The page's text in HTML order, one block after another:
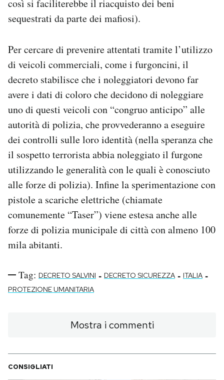
così si faciliterebbe il riacquisto dei beni
sequestrati da parte dei mafiosi).
Per cercare di prevenire attentati tramite l’utilizzo
di veicoli commerciali, come i furgoncini, il
decreto stabilisce che i noleggiatori devono far
avere i dati di coloro che decidono di noleggiare
uno di questi veicoli con “congruo anticipo” alle
autorità di polizia, che provvederanno a eseguire
dei controlli sulle loro identità (nella speranza che
il sospetto terrorista abbia noleggiato il furgone
utilizzando le generalità con le quali è conosciuto
alle forze di polizia). Infine la sperimentazione con
pistole a scariche elettriche (chiamate
comunemente “Taser”) viene estesa anche alle
forze di polizia municipale di città con almeno 100
mila abitanti.
Tag: DECRETO SALVINI - DECRETO SICUREZZA - ITALIA -
PROTEZIONE UMANITARIA
Mostra i commenti
CONSIGLIATI